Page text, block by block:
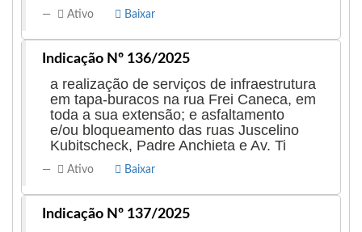
Ativo Baixar
Indicação Nº 136/2025
a realização de serviços de infraestrutura
em tapa-buracos na rua Frei Caneca, em
toda a sua extensão; e asfaltamento
e/ou bloqueamento das ruas Juscelino
Kubitscheck, Padre Anchieta e Av. Ti
Ativo Baixar
Indicação Nº 137/2025